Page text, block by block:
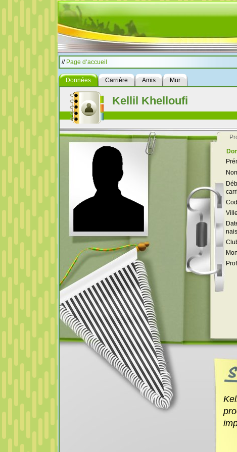
// Page d‘accueil
Données Carrière Amis Mur
Kellil Khelloufi